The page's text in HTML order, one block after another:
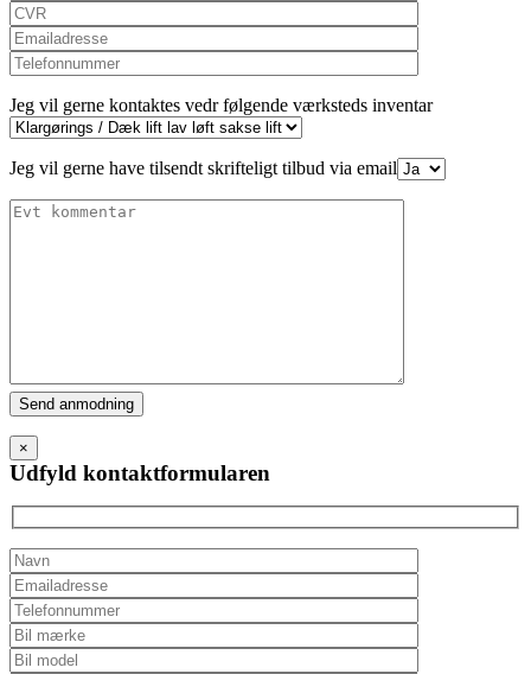
Jeg vil gerne kontaktes vedr følgende værksteds inventar
Jeg vil gerne have tilsendt skrifteligt tilbud via email
Please
leave
this
field
empty.
×
Udfyld kontaktformularen